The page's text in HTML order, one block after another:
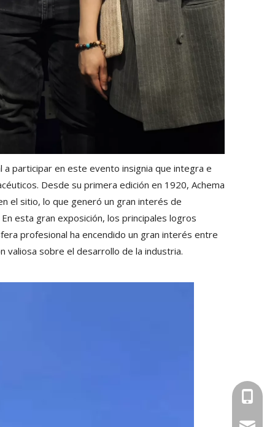
a participar en este evento insignia que integra e
Desde su primera edición en 1920, Achema
el sitio, lo que generó un gran interés de
esta gran exposición, los principales logros
profesional ha encendido un gran interés entre
valiosa sobre el desarrollo de la industria.
+86-